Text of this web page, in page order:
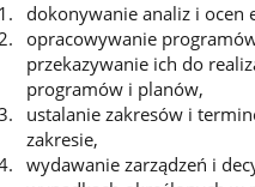
dokonywanie analiz i ocen
opracowywanie
przekazywanie ich do
programów i planów,
ustalanie zakresów i
zakresie,
wydawanie zarządzeń i